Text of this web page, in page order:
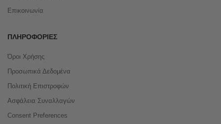
Επικοινωνία
ΠΛΗΡΟΦΟΡΊΕΣ
Όροι Χρήσης
Προσωπικά Δεδομένα
Πολιτική Επιστροφών
Ασφάλεια Συναλλαγών
Consent Preferences